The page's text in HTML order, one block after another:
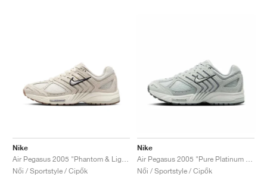
Nike
Női / Sportstyle / Cipők
Nike
Női / Sportstyle / Cipők